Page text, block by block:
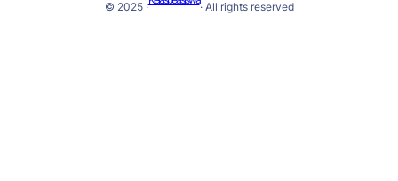
© 2025 · · All rights reserved